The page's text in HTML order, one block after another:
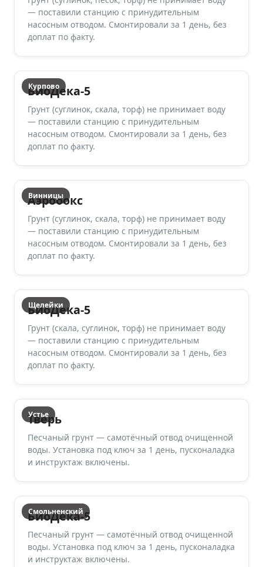
— поставили станцию с принудительным
насосным отводом. Смонтировали за 1 день, без
доплат по факту.
Курпово
БиоДека-5
Грунт (суглинок, скала, торф) не принимает воду
— поставили станцию с принудительным
насосным отводом. Смонтировали за 1 день, без
доплат по факту.
Винницы
Аэробокс
Грунт (суглинок, скала, торф) не принимает воду
— поставили станцию с принудительным
насосным отводом. Смонтировали за 1 день, без
доплат по факту.
Щелейки
БиоДека-5
Грунт (скала, суглинок, торф) не принимает воду
— поставили станцию с принудительным
насосным отводом. Смонтировали за 1 день, без
доплат по факту.
Устье
Тверь
Песчаный грунт — самотёчный отвод очищенной
воды. Установка под ключ за 1 день, пусконаладка
и инструктаж включены.
Смольненский
БиоДека-5
Песчаный грунт — самотёчный отвод очищенной
воды. Установка под ключ за 1 день, пусконаладка
и инструктаж включены.